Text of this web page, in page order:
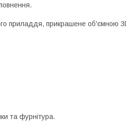
приладдя, прикрашене об'ємною
та фурнітура.